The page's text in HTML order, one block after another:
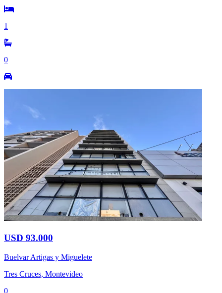
1
0
USD 93.000
Buelvar Artigas y Miguelete
Tres Cruces, Montevideo
0